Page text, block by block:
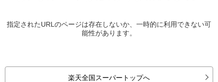
指定されたURLのページは存在しないか、一時的に利用できない可
能性があります。
楽天全国スーパートップへ